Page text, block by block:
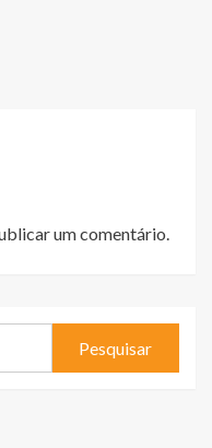
um comentário.